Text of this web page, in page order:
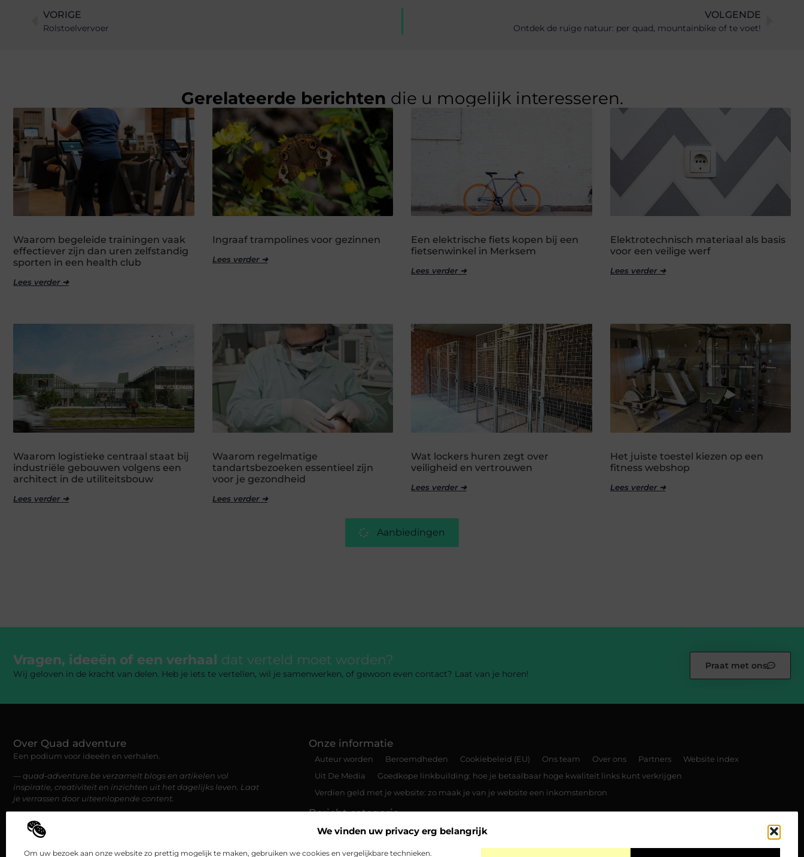
We vinden uw privacy erg belangrijk
Om uw bezoek aan onze website zo prettig mogelijk te maken, gebruiken we cookies en vergelijkbare technieken.
VORIGE
Rolstoelvervoer
VOLGENDE
Ontdek de ruige natuur: per quad, mountainbike of te voet!
Gerelateerde berichten die u mogelijk interesseren.
Waarom begeleide trainingen vaak
effectiever zijn dan uren zelfstandig
sporten in een health club
Lees verder ➜
Ingraaf trampolines voor gezinnen
Lees verder ➜
Een elektrische fiets kopen bij een
fietsenwinkel in Merksem
Lees verder ➜
Elektrotechnisch materiaal als basis
voor een veilige werf
Lees verder ➜
Waarom logistieke centraal staat bij
industriële gebouwen volgens een
architect in de utiliteitsbouw
Lees verder ➜
Waarom regelmatige
tandartsbezoeken essentieel zijn
voor je gezondheid
Lees verder ➜
Wat lockers huren zegt over
veiligheid en vertrouwen
Lees verder ➜
Het juiste toestel kiezen op een
fitness webshop
Lees verder ➜
Aanbiedingen
Vragen, ideeën of een verhaal dat verteld moet worden?
Wij geloven in de kracht van delen. Heb je iets te vertellen, wil je samenwerken, of gewoon even contact? Laat van je horen!
Praat met ons
Over Quad adventure
Een podium voor ideeën en verhalen.
— quad-adventure.be verzamelt blogs en artikelen vol
inspiratie, creativiteit en inzichten uit het dagelijks leven. Laat
je verrassen door uiteenlopende content.
Onze informatie
Auteur worden Beroemdheden Cookiebeleid (EU) Ons team Over ons Partners
Website index
Uit De Media
Goedkope linkbuilding: hoe je betaalbaar hoge kwaliteit links kunt verkrijgen
Verdien geld met je website: zo maak je van je website een inkomstenbron
Bericht categorie